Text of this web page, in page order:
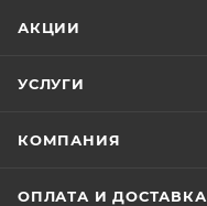
АКЦИИ
УСЛУГИ
КОМПАНИЯ
ОПЛАТА И ДОСТАВКА